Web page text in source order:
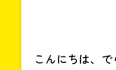
こんにちは、